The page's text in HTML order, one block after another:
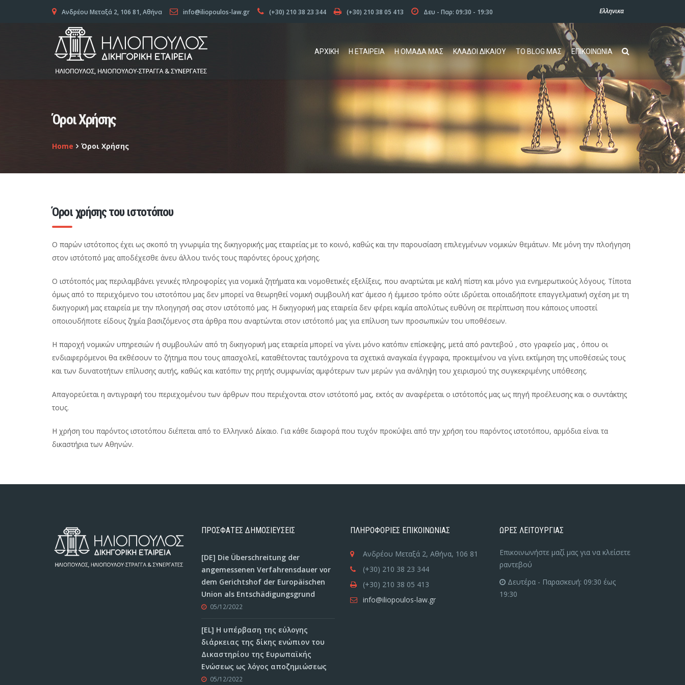
Ανδρέου Μεταξά 2, 106 81, Αθήνα info@iliopoulos-law.gr (+30) 210 38 23 344 (+30) 210 38 05 413 Δευ - Παρ: 09:30 - 19:30 Ελληνικα
ΑΡΧΙΚΗ Η ΕΤΑΙΡΕΙΑ Η ΟΜΆΔΑ ΜΑΣ ΚΛΑΔΟΙ ΔΙΚΑΙΟΥ ΤΟ BLOG ΜΑΣ ΕΠΙΚΟΙΝΩΝΙΑ
Όροι Χρήσης
Home Όροι Χρήσης
Όροι χρήσης του ιστοτόπου
Ο παρών ιστότοπος έχει ως σκοπό τη γνωριμία της δικηγορικής μας εταιρείας με το κοινό, καθώς και την παρουσίαση επιλεγμένων νομικών θεμάτων. Με μόνη την πλοήγηση
στον ιστότοπό μας αποδέχεσθε άνευ άλλου τινός τους παρόντες όρους χρήσης.
Ο ιστότοπός μας περιλαμβάνει γενικές πληροφορίες για νομικά ζητήματα και νομοθετικές εξελίξεις, που αναρτώται με καλή πίστη και μόνο για ενημερωτικούς λόγους. Τίποτα
όμως από το περιεχόμενο του ιστοτόπου μας δεν μπορεί να θεωρηθεί νομική συμβουλή κατ’ άμεσο ή έμμεσο τρόπο ούτε ιδρύεται οποιαδήποτε επαγγελματική σχέση με τη
δικηγορική μας εταιρεία με την πλοηγησή σας στον ιστότοπό μας. Η δικηγορική μας εταιρεία δεν φέρει καμία απολύτως ευθύνη σε περίπτωση που κάποιος υποστεί
οποιουδήποτε είδους ζημία βασιζόμενος στα άρθρα που αναρτώνται στον ιστότοπό μας για επίλυση των προσωπικών του υποθέσεων.
Η παροχή νομικών υπηρεσιών ή συμβουλών από τη δικηγορική μας εταιρεία μπορεί να γίνει μόνο κατόπιν επίσκεψης, μετά από ραντεβού , στο γραφείο μας , όπου οι
ενδιαφερόμενοι θα εκθέσουν το ζήτημα που τους απασχολεί, καταθέτοντας ταυτόχρονα τα σχετικά αναγκαία έγγραφα, προκειμένου να γίνει εκτίμηση της υποθέσεώς τους
και των δυνατοτήτων επίλυσης αυτής, καθώς και κατόπιν της ρητής συμφωνίας αμφότερων των μερών για ανάληψη του χειρισμού της συγκεκριμένης υπόθεσης.
Απαγορεύεται η αντιγραφή του περιεχομένου των άρθρων που περιέχονται στον ιστότοπό μας, εκτός αν αναφέρεται ο ιστότοπός μας ως πηγή προέλευσης και ο συντάκτης
τους.
Η χρήση του παρόντος ιστοτόπου διέπεται από το Ελληνικό Δίκαιο. Για κάθε διαφορά που τυχόν προκύψει από την χρήση του παρόντος ιστοτόπου, αρμόδια είναι τα
δικαστήρια των Αθηνών.
ΠΡΟΣΦΑΤΕΣ ΔΗΜΟΣΙΕΥΣΕΙΣ
[DE] Die Überschreitung der
angemessenen Verfahrensdauer vor
dem Gerichtshof der Europäischen
Union als Entschädigungsgrund
05/12/2022
[EL] Η υπέρβαση της εύλογης
διάρκειας της δίκης ενώπιον του
Δικαστηρίου της Ευρωπαϊκής
Ενώσεως ως λόγος αποζημιώσεως
05/12/2022
ΠΛΗΡΟΦΟΡΙΕΣ ΕΠΙΚΟΙΝΩΝΙΑΣ
Ανδρέου Μεταξά 2, Αθήνα, 106 81
(+30) 210 38 23 344
(+30) 210 38 05 413
info@iliopoulos-law.gr
ΩΡΕΣ ΛΕΙΤΟΥΡΓΙΑΣ
Επικοινωνήστε μαζί μας για να κλείσετε
ραντεβού
Δευτέρα - Παρασκευή: 09:30 έως
19:30